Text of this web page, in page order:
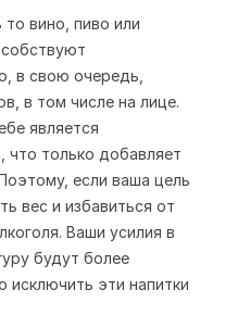
то вино, пиво или
в свою очередь,
в том числе на лице.
является
только добавляет
если ваша цель
вес и избавиться от
Ваши усилия в
будут более
исключить эти напитки